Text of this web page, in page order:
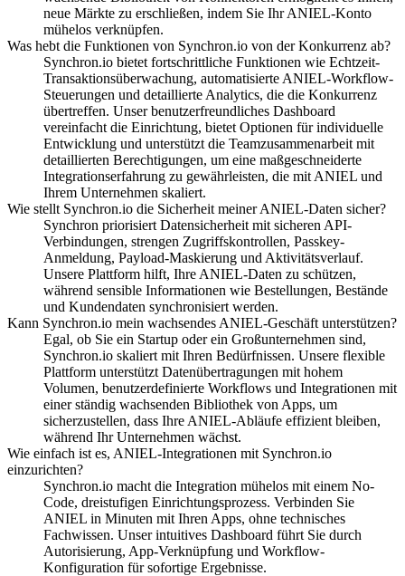
neue Märkte zu erschließen, indem Sie Ihr ANIEL-Konto
mühelos verknüpfen.
Was hebt die Funktionen von Synchron.io von der Konkurrenz ab?
Synchron.io bietet fortschrittliche Funktionen wie Echtzeit-
Transaktionsüberwachung, automatisierte ANIEL-Workflow-
Steuerungen und detaillierte Analytics, die die Konkurrenz
übertreffen. Unser benutzerfreundliches Dashboard
vereinfacht die Einrichtung, bietet Optionen für individuelle
Entwicklung und unterstützt die Teamzusammenarbeit mit
detaillierten Berechtigungen, um eine maßgeschneiderte
Integrationserfahrung zu gewährleisten, die mit ANIEL und
Ihrem Unternehmen skaliert.
Wie stellt Synchron.io die Sicherheit meiner ANIEL-Daten sicher?
Synchron priorisiert Datensicherheit mit sicheren API-
Verbindungen, strengen Zugriffskontrollen, Passkey-
Anmeldung, Payload-Maskierung und Aktivitätsverlauf.
Unsere Plattform hilft, Ihre ANIEL-Daten zu schützen,
während sensible Informationen wie Bestellungen, Bestände
und Kundendaten synchronisiert werden.
Kann Synchron.io mein wachsendes ANIEL-Geschäft unterstützen?
Egal, ob Sie ein Startup oder ein Großunternehmen sind,
Synchron.io skaliert mit Ihren Bedürfnissen. Unsere flexible
Plattform unterstützt Datenübertragungen mit hohem
Volumen, benutzerdefinierte Workflows und Integrationen mit
einer ständig wachsenden Bibliothek von Apps, um
sicherzustellen, dass Ihre ANIEL-Abläufe effizient bleiben,
während Ihr Unternehmen wächst.
Wie einfach ist es, ANIEL-Integrationen mit Synchron.io
einzurichten?
Synchron.io macht die Integration mühelos mit einem No-
Code, dreistufigen Einrichtungsprozess. Verbinden Sie
ANIEL in Minuten mit Ihren Apps, ohne technisches
Fachwissen. Unser intuitives Dashboard führt Sie durch
Autorisierung, App-Verknüpfung und Workflow-
Konfiguration für sofortige Ergebnisse.